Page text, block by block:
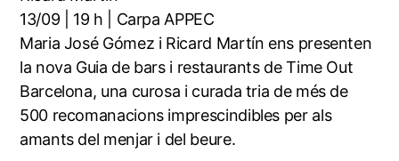
13/09 | 19 h | Carpa APPEC
Maria José Gómez i Ricard Martín ens presenten
la nova Guia de bars i restaurants de Time Out
Barcelona, una curosa i curada tria de més de
500 recomanacions imprescindibles per als
amants del menjar i del beure.